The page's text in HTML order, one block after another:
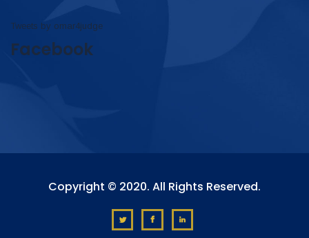
Tweets by omar4judge
Facebook
Copyright © 2020. All Rights Reserved.